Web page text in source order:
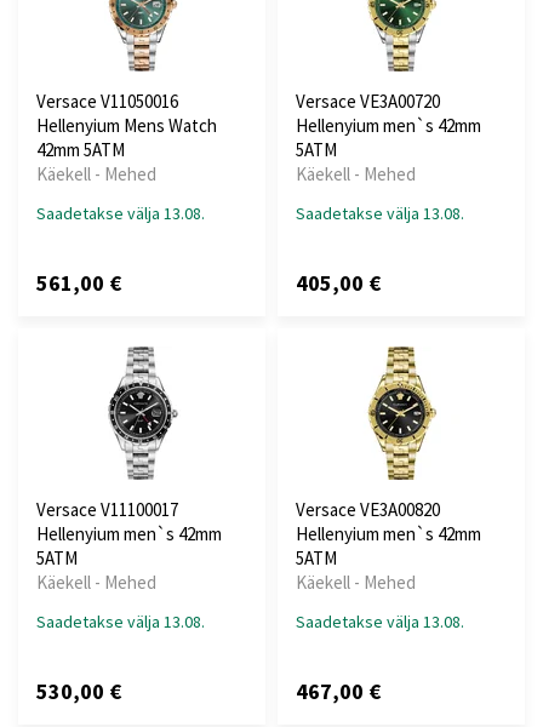
Versace V11050016
Hellenyium Mens Watch
42mm 5ATM
Käekell - Mehed
Saadetakse välja 13.08.
561,00 €
Versace VE3A00720
Hellenyium men`s 42mm
5ATM
Käekell - Mehed
Saadetakse välja 13.08.
405,00 €
Versace V11100017
Hellenyium men`s 42mm
5ATM
Käekell - Mehed
Saadetakse välja 13.08.
530,00 €
Versace VE3A00820
Hellenyium men`s 42mm
5ATM
Käekell - Mehed
Saadetakse välja 13.08.
467,00 €